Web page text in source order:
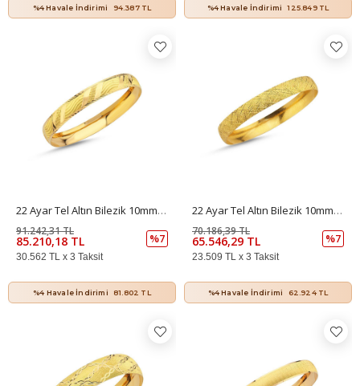
%4 Havale İndirimi 94.387 TL %4 Havale İndirimi 125.849 TL
22 Ayar Tel Altın Bilezik 10mm 13 Gr
85.210,18 TL
91.242,31 TL
%7
30.562 TL x 3 Taksit
%4 Havale İndirimi 81.802 TL
22 Ayar Tel Altın Bilezik 10mm 10 Gr
65.546,29 TL
70.186,39 TL
%7
23.509 TL x 3 Taksit
%4 Havale İndirimi 62.924 TL